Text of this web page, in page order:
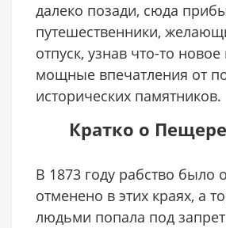
далеко позади, сюда
путешественники,
отпуск, узнав что-то
мощные впечатления от
исторических памятников.
Кратко о
В 1873 году рабство было
отменено в этих краях, а
людьми попала под запрет